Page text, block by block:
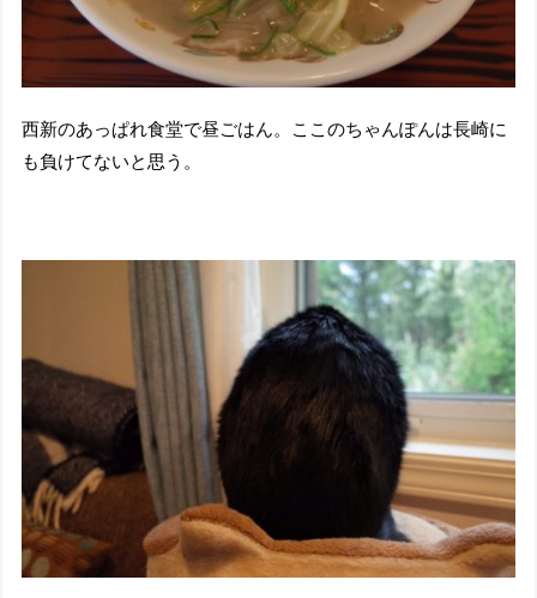
西新のあっぱれ食堂で昼ごはん。ここのちゃんぽんは長崎に
も負けてないと思う。